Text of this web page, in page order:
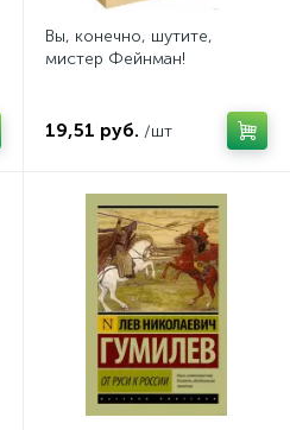
Вы, конечно, шутите,
мистер Фейнман!
19,51 руб. /шт